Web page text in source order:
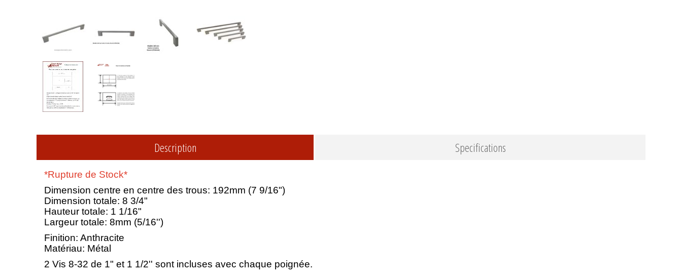
Description Specifications
*Rupture de Stock*
Dimension centre en centre des trous: 192mm (7 9/16")
Dimension totale: 8 3/4"
Hauteur totale: 1 1/16"
Largeur totale: 8mm (5/16'')
Finition: Anthracite
Matériau: Métal
2 Vis 8-32 de 1" et 1 1/2'' sont incluses avec chaque poignée.